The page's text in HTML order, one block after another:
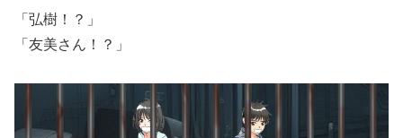
「弘樹！？」
「友美さん！？」